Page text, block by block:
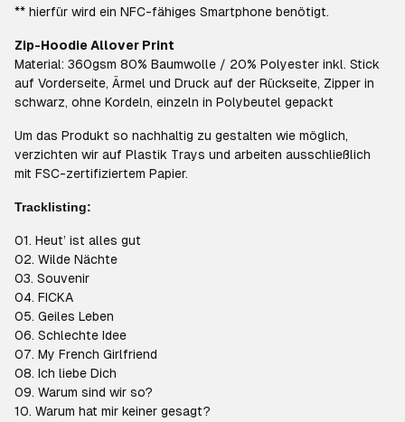
** hierfür wird ein NFC-fähiges Smartphone benötigt.
Zip-Hoodie Allover Print
Material: 360gsm 80% Baumwolle / 20% Polyester inkl. Stick
auf Vorderseite, Ärmel und Druck auf der Rückseite, Zipper in
schwarz, ohne Kordeln, einzeln in Polybeutel gepackt
Um das Produkt so nachhaltig zu gestalten wie möglich,
verzichten wir auf Plastik Trays und arbeiten ausschließlich
mit FSC-zertifiziertem Papier.
Tracklisting:
01. Heut’ ist alles gut
02. Wilde Nächte
03. Souvenir
04. FICKA
05. Geiles Leben
06. Schlechte Idee
07. My French Girlfriend
08. Ich liebe Dich
09. Warum sind wir so?
10. Warum hat mir keiner gesagt?